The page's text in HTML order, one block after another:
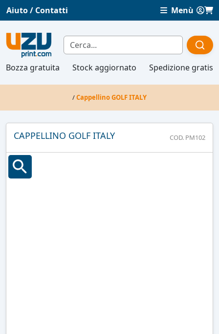
Aiuto / Contatti Menù
Bozza gratuita Stock aggiornato Spedizione gratis
/Cappellino GOLF ITALY
CAPPELLINO GOLF ITALY COD. PM102